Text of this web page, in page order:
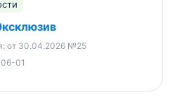
от 30.04.2026 №25
01